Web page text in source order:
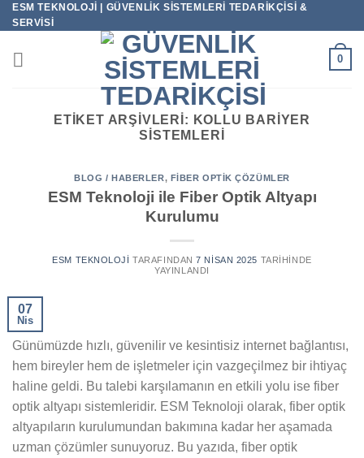
İçeriğe
atla
ESM TEKNOLOJI | GÜVENLIK SISTEMLERI TEDARIKÇISI &
SERVISI
0
ETIKET ARŞIVLERI: KOLLU BARIYER
SISTEMLERI
BLOG / HABERLER, FIBER OPTIK ÇÖZÜMLER
ESM Teknoloji ile Fiber Optik Altyapı
Kurulumu
ESM TEKNOLOJI TARAFINDAN 7 NISAN 2025 TARIHINDE
YAYINLANDI
07
Nis
Günümüzde hızlı, güvenilir ve kesintisiz internet bağlantısı,
hem bireyler hem de işletmeler için vazgeçilmez bir ihtiyaç
haline geldi. Bu talebi karşılamanın en etkili yolu ise fiber
optik altyapı sistemleridir. ESM Teknoloji olarak, fiber optik
altyapıların kurulumundan bakımına kadar her aşamada
uzman çözümler sunuyoruz. Bu yazıda, fiber optik